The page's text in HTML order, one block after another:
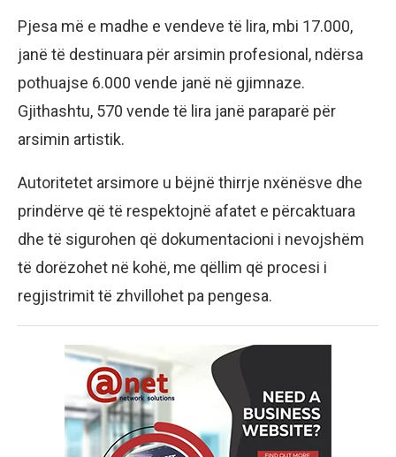
Pjesa më e madhe e vendeve të lira, mbi 17.000,
janë të destinuara për arsimin profesional, ndërsa
pothuajse 6.000 vende janë në gjimnaze.
Gjithashtu, 570 vende të lira janë paraparë për
arsimin artistik.
Autoritetet arsimore u bëjnë thirrje nxënësve dhe
prindërve që të respektojnë afatet e përcaktuara
dhe të sigurohen që dokumentacioni i nevojshëm
të dorëzohet në kohë, me qëllim që procesi i
regjistrimit të zhvillohet pa pengesa.